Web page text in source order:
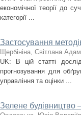
економічної теорії до
категорії ...
Застосування
Щербініна, Світлана
UK: В цій статті
прогнозування для
управління та оцінки ...
Зелене будівництво